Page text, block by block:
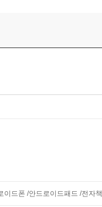
드폰 /안드로이드패드 /전자